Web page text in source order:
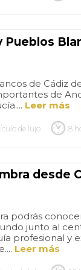
There was no
water. Seville
friendly. * I
researched
customized
tickets are not
plan for that
in advance for
Alcazar. * the
itinerary is
customize
in advance.
Alcazar, and
would have
choice. We
Pueblos
de Cádiz
de
Leer más
de lujo 8
desde
podrás
junto al
profesional y
Leer más